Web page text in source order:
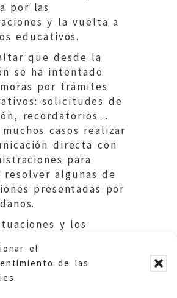
el
de las
por las
y la vuelta a
educativos.
que desde la
se ha intentado
por trámites
solicitudes de
recordatorios…
casos realizar
directa con
para
algunas de
presentadas por
y los
con el Gobierno
se analizaron
el encuentro con